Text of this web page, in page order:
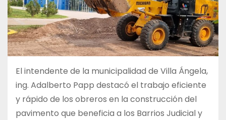
El intendente de la municipalidad de Villa Ángela,
ing. Adalberto Papp destacó el trabajo eficiente
y rápido de los obreros en la construcción del
pavimento que beneficia a los Barrios Judicial y